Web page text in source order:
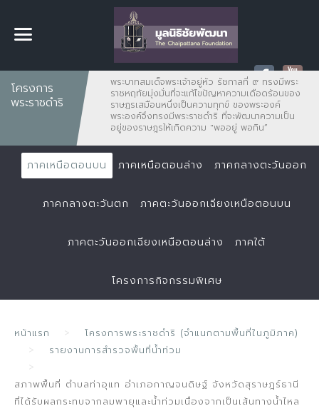
โครงการ
พระราชดำริ
พระบาทสมเด็จพระเจ้าอยู่หัว รัชกาลที่ ๙ ทรงมีพระ
ราชหฤทัยมุ่งมั่นที่จะแก้ไขปัญหาความเดือดร้อนของ
ราษฏรเสมือนหนึ่งเป็นความทุกข์ ของพระองค์
พระองค์จึงทรงมีพระราชดำริ ที่จะพัฒนาความเป็น
อยู่ของราษฎรให้เกิดความ "พออยู่ พอกิน”
ภาคเหนือตอนบน ภาคเหนือตอนล่าง ภาคกลางตะวันออก
ภาคกลางตะวันตก ภาคตะวันออกเฉียงเหนือตอนบน
ภาคตะวันออกเฉียงเหนือตอนล่าง ภาคใต้
โครงการกิจกรรมพิเศษ
หน้าแรก
โครงการพระราชดำริ (จำแนกตามพื้นที่ในภูมิภาค)
รายงานการสำรวจพื้นที่น้ำท่วม
สภาพพื้นที่ ตำบลท่าอุแท อำเภอกาญจนดิษฐ์ จังหวัดสุราษฎร์ธานี
ที่ได้รับผลกระทบจากลมพายุและน้ำท่วมเนื่องจากเป็นเส้นทางน้ำไหล